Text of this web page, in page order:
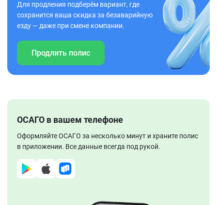
Для продления подберём вариант, где
сохранится ваша скидка за безаварийную
езду — даже при смене компании.
Продлить полис
ОСАГО в вашем телефоне
Оформляйте ОСАГО за несколько минут и храните полис
в приложении. Все данные всегда под рукой.